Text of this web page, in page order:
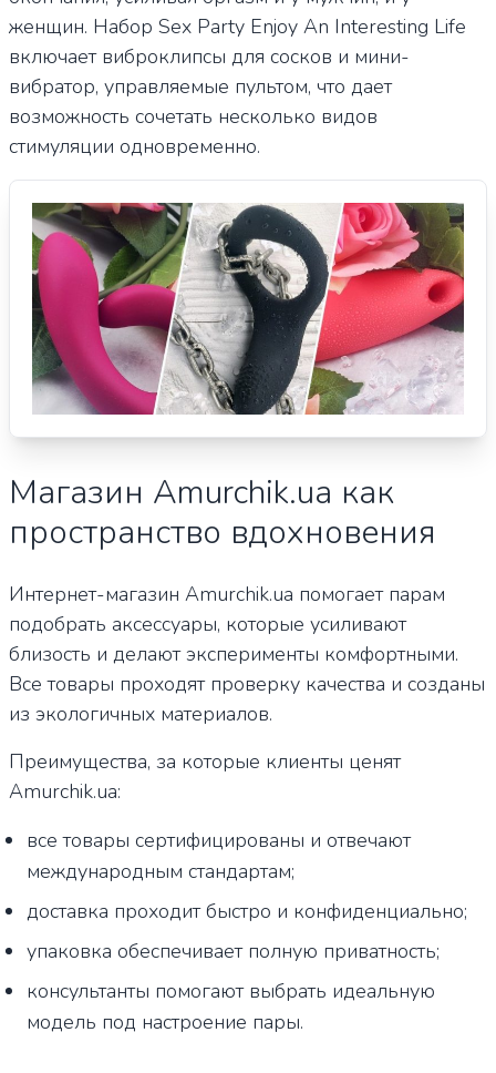
женщин. Набор Sex Party Enjoy An Interesting Life
включает виброклипсы для сосков и мини-
вибратор, управляемые пультом, что дает
возможность сочетать несколько видов
стимуляции одновременно.
Магазин Amurchik.ua как
пространство вдохновения
Интернет-магазин Amurchik.ua помогает парам
подобрать аксессуары, которые усиливают
близость и делают эксперименты комфортными.
Все товары проходят проверку качества и созданы
из экологичных материалов.
Преимущества, за которые клиенты ценят
Amurchik.ua:
все товары сертифицированы и отвечают
международным стандартам;
доставка проходит быстро и конфиденциально;
упаковка обеспечивает полную приватность;
консультанты помогают выбрать идеальную
модель под настроение пары.